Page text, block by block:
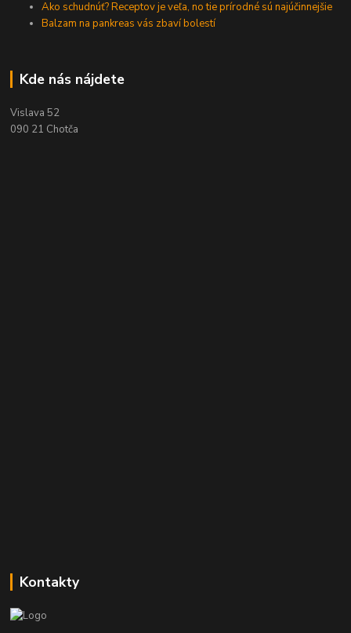
Ako schudnúť? Receptov je veľa, no tie prírodné sú najúčinnejšie
Balzam na pankreas vás zbaví bolestí
Kde nás nájdete
Vislava 52
090 21 Chotča
Kontakty